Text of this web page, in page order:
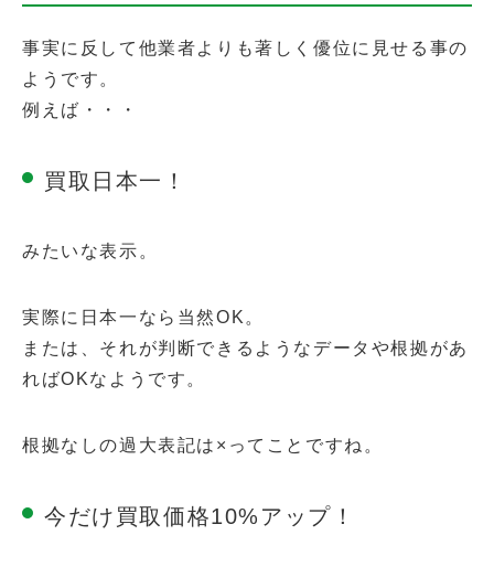
事実に反して他業者よりも著しく優位に見せる事の
ようです。
例えば・・・
買取日本一！
みたいな表示。
実際に日本一なら当然OK。
または、それが判断できるようなデータや根拠があ
ればOKなようです。
根拠なしの過大表記は×ってことですね。
今だけ買取価格10%アップ！